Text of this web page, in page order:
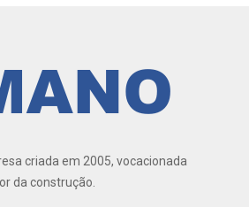
criada em 2005, vocacionada
da construção.